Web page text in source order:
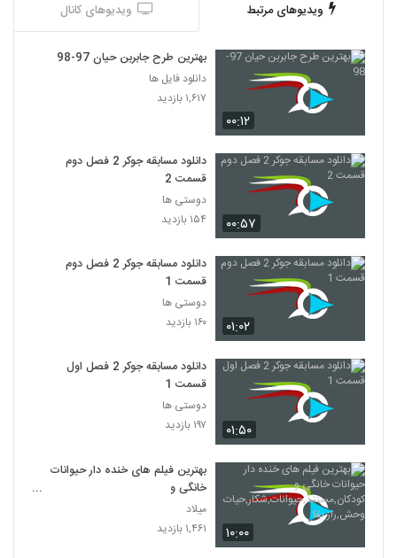
ویدیوهای مرتبط ویدیوهای کانال
۰۰:۱۲
بهترین طرح جابربن حیان 97-98
دانلود فایل ها
۱,۶۱۷ بازدید
۰۰:۵۷
دانلود مسابقه جوکر 2 فصل دوم
قسمت 2
دوستی ها
۱۵۴ بازدید
۰۱:۰۲
دانلود مسابقه جوکر 2 فصل دوم
قسمت 1
دوستی ها
۱۶۰ بازدید
۰۱:۵۰
دانلود مسابقه جوکر 2 فصل اول
قسمت 1
دوستی ها
۱۹۷ بازدید
۱۰:۰۰
بهترین فیلم های خنده دار حیوانات
خانگی و
کودکان,مستند,حیوانات,شکار,حیات
وحش,راز بقا
میلاد
۱,۴۶۱ بازدید